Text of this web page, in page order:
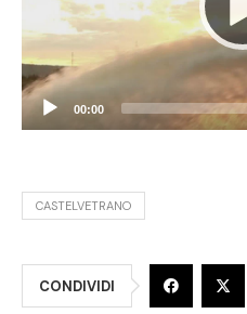
00:00
CASTELVETRANO
CONDIVIDI